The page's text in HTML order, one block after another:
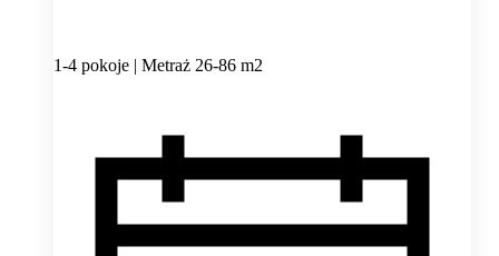
1-4 pokoje | Metraż 26-86 m2